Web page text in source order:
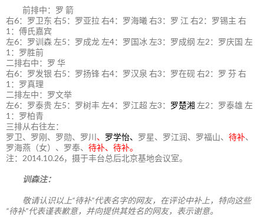
前排中：罗 箭
右6：罗卫东 右5：罗亚拉 右4：罗海曦 右3：罗 江 右2：罗锡主 右
1：傅氏嘉宾
左6：罗训森 左5：罗成龙 左4：罗国冰 左3：罗成纲 左2：罗庆国 左
1：罗胜前
二排右中：罗 华
右6：罗发银 右5：罗扬锋 右4：罗汉泉 右3：罗在砚 右2：罗 芬 右
1：罗真理
二排左中：罗文举
左6：罗泰贵 左5：罗树丰 左4：罗江超 左3： 罗楚湘 左2：罗泰雄 左
1：罗柏青
三排从右往左：
罗卫、罗刚、罗勋、罗川 、 罗学怡、 罗星、罗江润、罗福山、 待补、
罗海燕（女）、罗奉、 待补、待补。
注：2014.10.26，摄于丰台总后北京基地会议室。
训森注：
敬请认识以上“待补”代表名字的网友，在评论中补上，特向这些
“待补”代表谨表歉意，并向提供其姓名的网友，表示谢意。